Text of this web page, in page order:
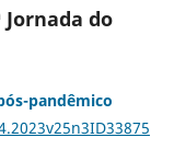
do
pandêmico